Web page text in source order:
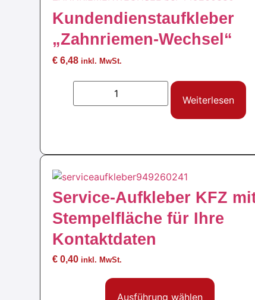
Kundendienstaufkleber
„Zahnriemen-Wechsel“
€ 6,48 inkl. MwSt.
Weiterlesen
Service-Aufkleber KFZ
Stempelfläche für Ihre
Kontaktdaten
€ 0,40 inkl. MwSt.
Ausführung wählen